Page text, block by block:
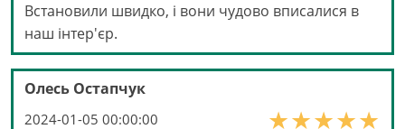
Встановили швидко, і вони чудово вписалися в
наш інтер'єр.
Олесь Остапчук
2024-01-05 00:00:00